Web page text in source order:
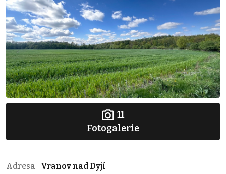
11
Fotogalerie
Adresa
Vranov nad Dyjí